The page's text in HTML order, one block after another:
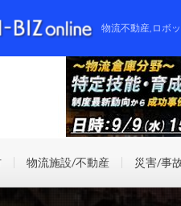
物流不動産,ロボ
物流施設/不動産 災害/事